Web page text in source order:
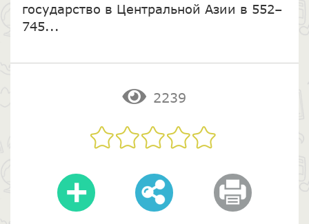
государство в Центральной Азии в 552–
745...
2239